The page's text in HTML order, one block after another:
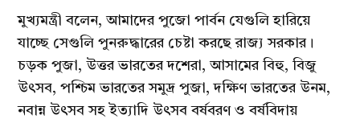
মুখ্যমন্ত্রী বলেন, আমাদের পুজো পার্বন যেগুলি হারিয়ে
যাচ্ছে সেগুলি পুনরুদ্ধারের চেষ্টা করছে রাজ্য সরকার।
চড়ক পুজা, উত্তর ভারতের দশেরা, আসামের বিহু, বিজু
উৎসব, পশ্চিম ভারতের সমুদ্র পুজা, দক্ষিণ ভারতের উনম,
নবান্ন উৎসব সহ ইত্যাদি উৎসব বর্ষবরণ ও বর্ষবিদায়